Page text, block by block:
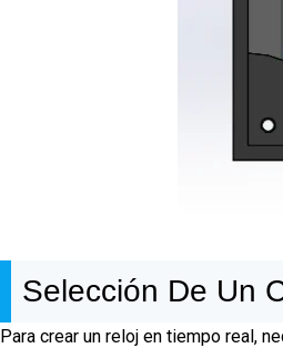
Selección De Un
Para crear un reloj en tiempo real,